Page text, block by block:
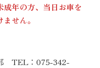
年の方、当日お車を
せん。
TEL：075-342-